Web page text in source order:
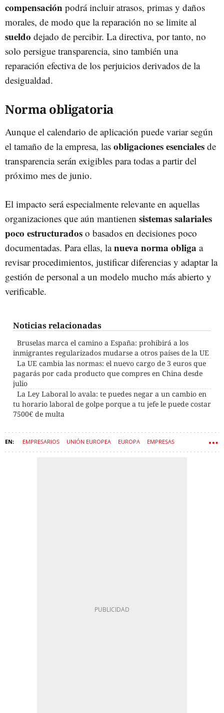
compensación podrá incluir atrasos, primas y daños
morales, de modo que la reparación no se limite al
sueldo dejado de percibir. La directiva, por tanto, no
solo persigue transparencia, sino también una
reparación efectiva de los perjuicios derivados de la
desigualdad.
Norma obligatoria
Aunque el calendario de aplicación puede variar según
el tamaño de la empresa, las obligaciones esenciales de
transparencia serán exigibles para todas a partir del
próximo mes de junio.
El impacto será especialmente relevante en aquellas
organizaciones que aún mantienen sistemas salariales
poco estructurados o basados en decisiones poco
documentadas. Para ellas, lanueva norma obliga a
revisar procedimientos, justificar diferencias y adaptar la
gestión de personal a un modelo mucho más abierto y
verificable.
Noticias relacionadas
Bruselas marca el camino a España: prohibirá a los
inmigrantes regularizados mudarse a otros países de la UE
La UE cambia las normas: el nuevo cargo de 3 euros que
pagarás por cada producto que compres en China desde
julio
La Ley Laboral lo avala: te puedes negar a un cambio en
tu horario laboral de golpe porque a tu jefe le puede costar
7500€ de multa
EMPRESARIOS UNIÓN EUROPEA EUROPA EMPRESAS